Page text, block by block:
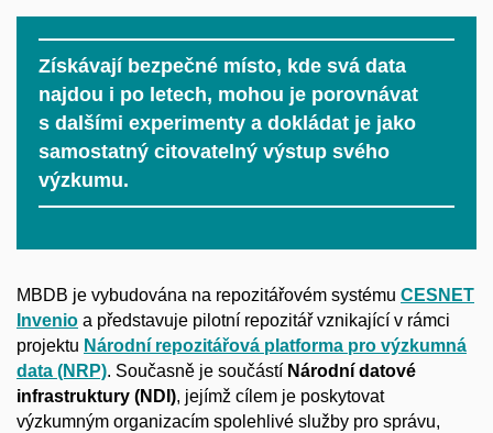
Získávají bezpečné místo, kde svá data
najdou i po letech, mohou je porovnávat
s dalšími experimenty a dokládat je jako
samostatný citovatelný výstup svého
výzkumu.
MBDB je vybudována na repozitářovém systému CESNET
Invenio a představuje pilotní repozitář vznikající v rámci
projektu Národní repozitářová platforma pro výzkumná
data (NRP). Současně je součástí Národní datové
infrastruktury (NDI), jejímž cílem je poskytovat
výzkumným organizacím spolehlivé služby pro správu,